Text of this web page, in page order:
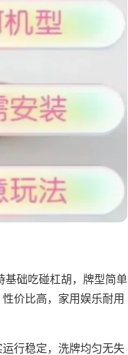
基础吃碰杠胡，牌型简单
价比高，家用娱乐耐用
行稳定，洗牌均匀无失